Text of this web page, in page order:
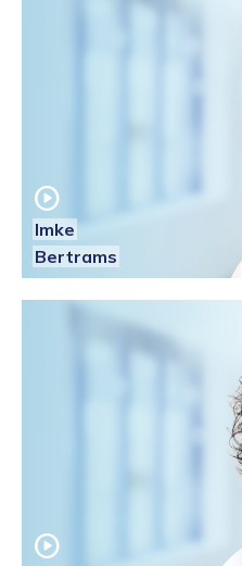
play_circle
Imke
Bertrams
play_circle